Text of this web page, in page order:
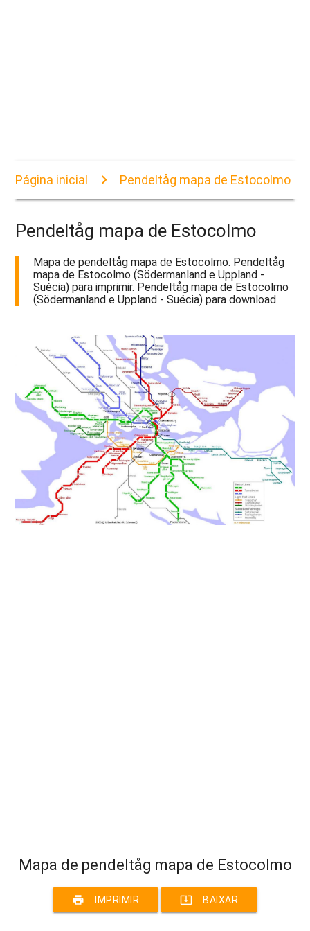
Página inicial Pendeltåg mapa de Estocolmo
Pendeltåg mapa de Estocolmo
Mapa de pendeltåg mapa de Estocolmo. Pendeltåg
mapa de Estocolmo (Södermanland e Uppland -
Suécia) para imprimir. Pendeltåg mapa de Estocolmo
(Södermanland e Uppland - Suécia) para download.
Mapa de pendeltåg mapa de Estocolmo
print IMPRIMIR system_update_alt BAIXAR